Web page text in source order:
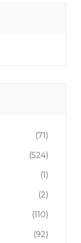
(71)
(524)
(1)
(2)
(110)
(92)